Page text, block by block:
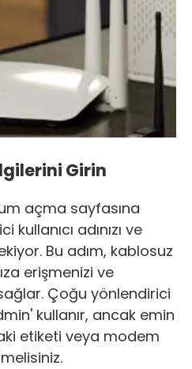
Girin
açma sayfasına
kullanıcı adınızı ve
Bu adım, kablosuz
erişmenizi ve
Çoğu yönlendirici
kullanır, ancak emin
etiketi veya modem